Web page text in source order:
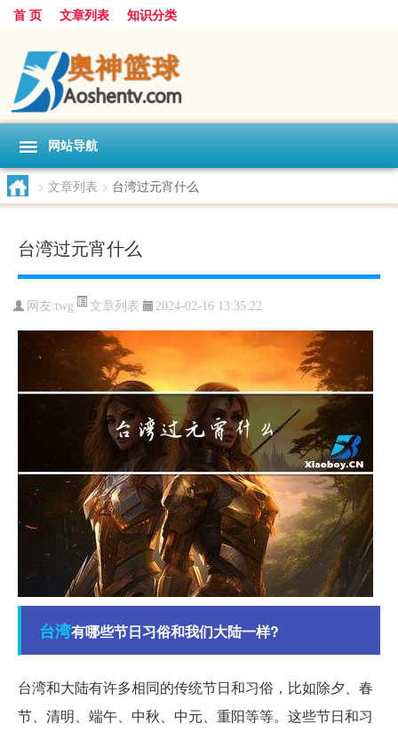
首 页 文章列表 知识分类
网站导航
> 文章列表 > 台湾过元宵什么
台湾过元宵什么
网友:twg 文章列表 2024-02-16 13:35:22
台湾有哪些节日习俗和我们大陆一样?
台湾和大陆有许多相同的传统节日和习俗，比如除夕、春
节、清明、端午、中秋、中元、重阳等等。这些节日和习